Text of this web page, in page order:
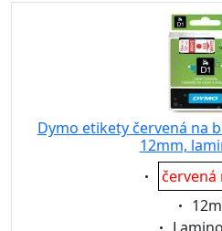
Dymo etikety červená na
12mm,
červená